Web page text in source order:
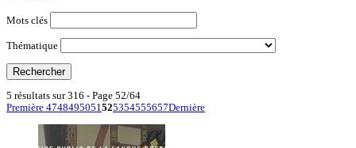
Mots clés
Thématique
5 résultats sur 316 - Page 52/64
Première 4748495051525354555657Dernière